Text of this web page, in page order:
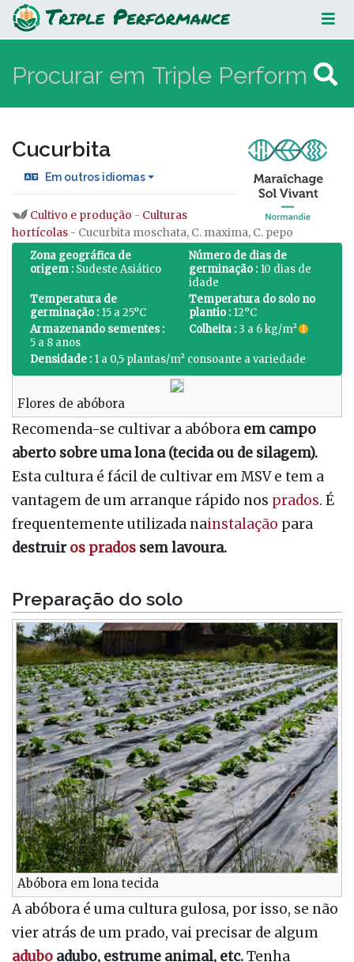
Cucurbita
Cucurbita
Em outros idiomas
Ir para:navegação , procurar
Cultivo e produção - Culturas
hortícolas - Cucurbita moschata, C. maxima, C. pepo
Zona geográfica de
origem : Sudeste Asiático
Número de dias de
germinação : 10 dias de
idade
Temperatura de
germinação : 15 a 25°C
Temperatura do solo no
plantio : 12°C
Armazenando sementes :
5 a 8 anos
Colheita : 3 a 6 kg/m²
Densidade : 1 a 0,5 plantas/m² consoante a variedade
Flores de abóbora
Recomenda-se cultivar a abóbora em campo
aberto sobre uma lona (tecida ou de silagem).
Esta cultura é fácil de cultivar em MSV e tem a
vantagem de um arranque rápido nos prados. É
frequentemente utilizada nainstalação para
destruir os prados sem lavoura.
Preparação do solo
Abóbora em lona tecida
A abóbora é uma cultura gulosa, por isso, se não
vier atrás de um prado, vai precisar de algum
adubo adubo, estrume animal, etc.Tenha